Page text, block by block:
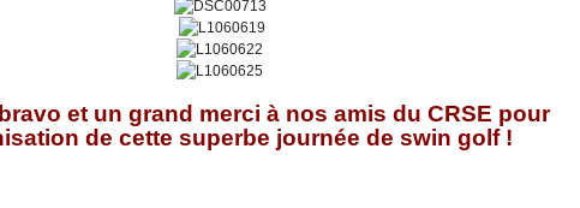
et un grand merci à nos amis du CRSE pour
de cette superbe journée de swin golf !